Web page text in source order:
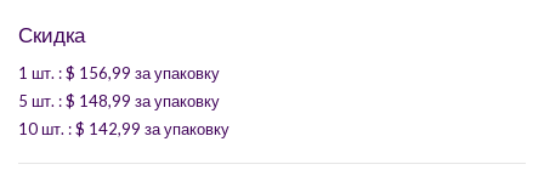
Скидка
1 шт. : $ 156,99 за упаковку
5 шт. : $ 148,99 за упаковку
10 шт. : $ 142,99 за упаковку